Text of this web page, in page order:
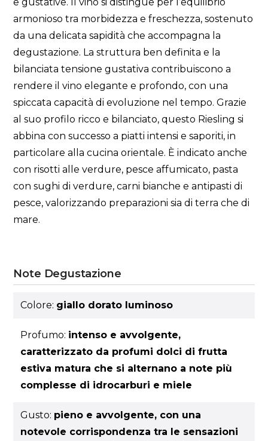
e gustative. Il vino si distingue per l’equilibrio
armonioso tra morbidezza e freschezza, sostenuto
da una delicata sapidità che accompagna la
degustazione. La struttura ben definita e la
bilanciata tensione gustativa contribuiscono a
rendere il vino elegante e profondo, con una
spiccata capacità di evoluzione nel tempo. Grazie
al suo profilo ricco e bilanciato, questo Riesling si
abbina con successo a piatti intensi e saporiti, in
particolare alla cucina orientale. È indicato anche
con risotti alle verdure, pesce affumicato, pasta
con sughi di verdure, carni bianche e antipasti di
pesce, valorizzando preparazioni sia di terra che di
mare.
Note Degustazione
Colore: giallo dorato luminoso
Profumo: intenso e avvolgente,
caratterizzato da profumi dolci di frutta
estiva matura che si alternano a note più
complesse di idrocarburi e miele
Gusto: pieno e avvolgente, con una
notevole corrispondenza tra le sensazioni